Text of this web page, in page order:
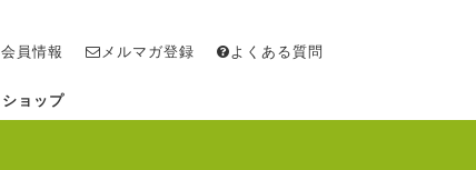
会員情報 メルマガ登録 よくある質問
ショップ